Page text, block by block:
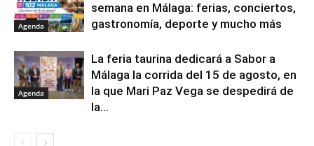
Agenda
semana en Málaga: ferias, conciertos,
gastronomía, deporte y mucho más
Agenda
La feria taurina dedicará a Sabor a
Málaga la corrida del 15 de agosto, en
la que Mari Paz Vega se despedirá de
la...